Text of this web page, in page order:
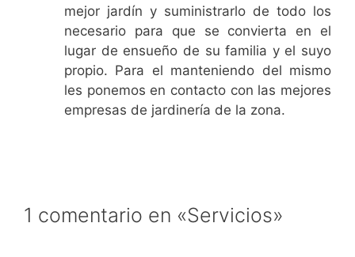
mejor jardín y suministrarlo de todo los
necesario para que se convierta en el
lugar de ensueño de su familia y el suyo
propio. Para el manteniendo del mismo
les ponemos en contacto con las mejores
empresas de jardinería de la zona.
1 comentario en «Servicios»